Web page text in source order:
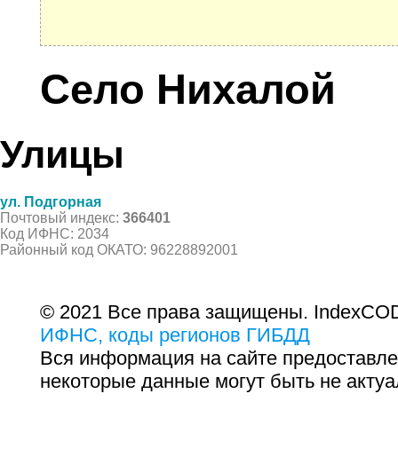
Село Нихалой
Улицы
ул. Подгорная
Почтовый индекс: 366401
Код ИФНС: 2034
Районный код ОКАТО: 96228892001
© 2021 Все права защищены.
ИФНС, коды регионов ГИБДД
Вся информация на сайте
некоторые данные могут быть не